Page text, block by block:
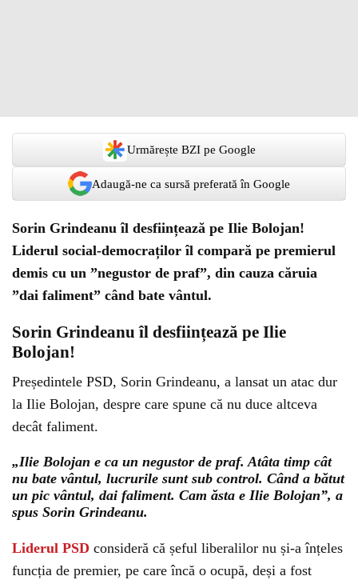
Urmărește BZI pe Google
Adaugă-ne ca sursă preferată în Google
Sorin Grindeanu îl desființează pe Ilie Bolojan!
Liderul social-democraților îl compară pe premierul
demis cu un ”negustor de praf”, din cauza căruia
”dai faliment” când bate vântul.
Sorin Grindeanu îl desființează pe Ilie
Bolojan!
Președintele PSD, Sorin Grindeanu, a lansat un atac dur
la Ilie Bolojan, despre care spune că nu duce altceva
decât faliment.
„Ilie Bolojan e ca un negustor de praf. Atâta timp cât
nu bate vântul, lucrurile sunt sub control. Când a bătut
un pic vântul, dai faliment. Cam ăsta e Ilie Bolojan”, a
spus Sorin Grindeanu.
Liderul PSD consideră că șeful liberalilor nu și-a înțeles
funcția de premier, pe care încă o ocupă, deși a fost